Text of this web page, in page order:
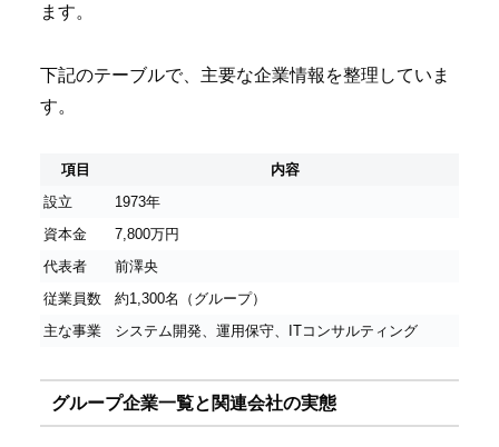
ます。
下記のテーブルで、主要な企業情報を整理していま
す。
項目
内容
設立
1973年
資本金
7,800万円
代表者
前澤央
従業員数
約1,300名（グループ）
主な事業
システム開発、運用保守、ITコンサルティング
グループ企業一覧と関連会社の実態